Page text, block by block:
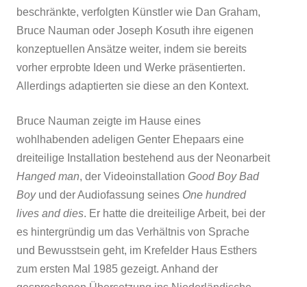
beschränkte, verfolgten Künstler wie Dan Graham,
Bruce Nauman oder Joseph Kosuth ihre eigenen
konzeptuellen Ansätze weiter, indem sie bereits
vorher erprobte Ideen und Werke präsentierten.
Allerdings adaptierten sie diese an den Kontext.
Bruce Nauman zeigte im Hause eines
wohlhabenden adeligen Genter Ehepaars eine
dreiteilige Installation bestehend aus der Neonarbeit
Hanged man, der Videoinstallation Good Boy Bad
Boyund der Audiofassung seines One hundred
lives and dies. Er hatte die dreiteilige Arbeit, bei der
es hintergründig um das Verhältnis von Sprache
und Bewusstsein geht, im Krefelder Haus Esthers
zum ersten Mal 1985 gezeigt. Anhand der